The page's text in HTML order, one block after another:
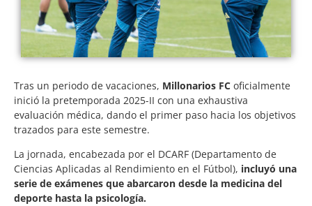
Tras un periodo de vacaciones, Millonarios FC oficialmente
inició la pretemporada 2025-II con una exhaustiva
evaluación médica, dando el primer paso hacia los objetivos
trazados para este semestre.
La jornada, encabezada por el DCARF (Departamento de
Ciencias Aplicadas al Rendimiento en el Fútbol), incluyó una
serie de exámenes que abarcaron desde la medicina del
deporte hasta la psicología.